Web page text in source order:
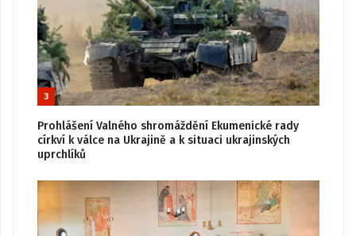
3
Prohlášení Valného shromáždění Ekumenické rady
církví k válce na Ukrajině a k situaci ukrajinských
uprchlíků